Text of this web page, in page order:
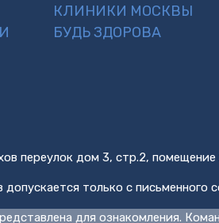
КЛИНИКИ МОСКВЫ
БУДЬ ЗДОРОВА
переулок дом 3, стр.2, помещение
только с письменного
для ознакомления.